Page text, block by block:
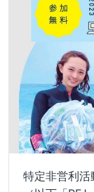
特定非営利